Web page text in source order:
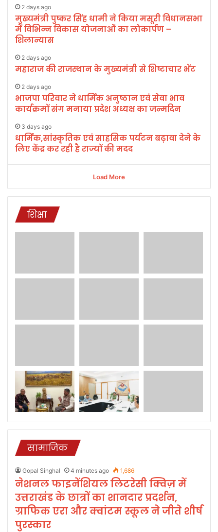
2 days ago
मुख्यमंत्री पुष्कर सिंह धामी ने किया मसूरी विधानसभा
में विभिन्न विकास योजनाओं का लोकार्पण –
शिलान्यास
2 days ago
महाराज की राजस्थान के मुख्यमंत्री से शिष्टाचार भेंट
2 days ago
भाजपा परिवार ने धार्मिक अनुष्ठान एवं सेवा भाव
कार्यक्रमों संग मनाया प्रदेश अध्यक्ष का जन्मदिन
3 days ago
धार्मिक,सांस्कृतिक एवं साहसिक पर्यटन बढ़ावा देने के
लिए केंद्र कर रही है राज्यों की मदद
Load More
शिक्षा
सामाजिक
Gopal Singhal 4 minutes ago 1,686
नेशनल फाइनेंशियल लिटरेसी क्विज़ में
उत्तराखंड के छात्रों का शानदार प्रदर्शन,
ग्राफिक एरा और क्वांटम स्कूल ने जीते शीर्ष
पुरस्कार